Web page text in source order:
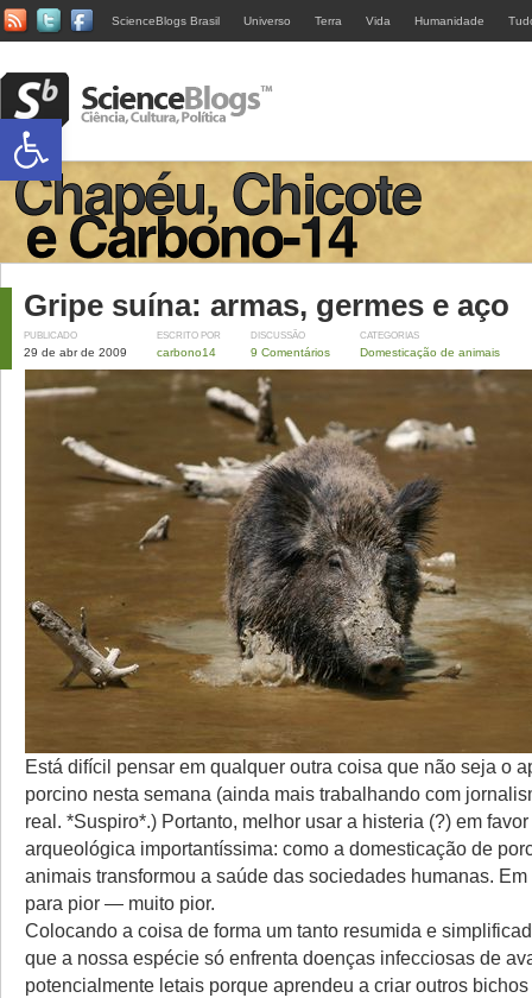
ScienceBlogs Brasil Universo Terra Vida Humanidade
Gripe suína: armas, germes e aço
PUBLICADO
29 de abr de 2009
ESCRITO POR
carbono14
DISCUSSÃO
9 Comentários
CATEGORIAS
Domesticação de animais
Está difícil pensar em qualquer outra coisa que não seja o
porcino nesta semana (ainda mais trabalhando com
real. *Suspiro*.) Portanto, melhor usar a histeria (?) em
arqueológica importantíssima: como a domesticação de
animais transformou a saúde das sociedades humanas.
para pior — muito pior.
Colocando a coisa de forma um tanto resumida e
que a nossa espécie só enfrenta doenças infecciosas de
potencialmente letais porque aprendeu a criar outros
Abrir a barra de ferramentas